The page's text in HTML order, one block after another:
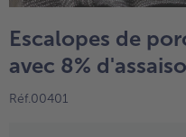
TousUstensiles
Gâteaux & Tartes
Tousbofrost*free
High Protein
Escalopes de
avec 8%
Réf.00401